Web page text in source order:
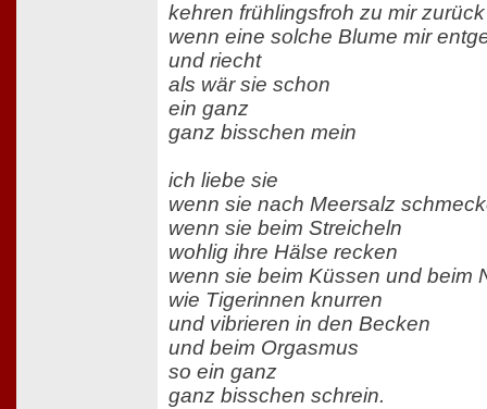
kehren frühlingsfroh zu mir zurück
wenn eine solche Blume mir
und riecht
als wär sie schon
ein ganz
ganz bisschen mein
ich liebe sie
wenn sie nach Meersalz
wenn sie beim Streicheln
wohlig ihre Hälse recken
wenn sie beim Küssen und beim
wie Tigerinnen knurren
und vibrieren in den Becken
und beim Orgasmus
so ein ganz
ganz bisschen schrein.